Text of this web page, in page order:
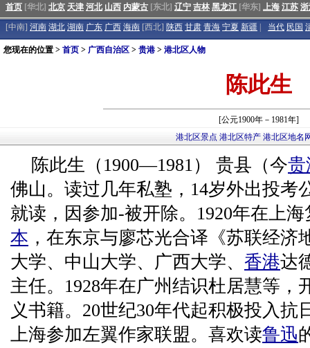
首页 [华北] 北京 天津 河北 山西 内蒙古 [东北] 辽宁 吉林 黑龙江 [华东] 上海 江苏
[中南] 河南 湖北 湖南 广东 广西 海南 [西北] 陕西 甘肃 青海 宁夏 新疆 当代 民国
您现在的位置 > 首页 > 广西自治区 > 贵港 > 港北区人物
陈此生
[公元1900年－1981年]
港北区景点 港北区特产 港北区地名
陈此生（1900—1981） 贵县（今贵
佛山。读过几年私塾，14岁外出投考
就读，因参加-被开除。1920年在上
本 ，在东京与廖芯光合译《苏联经济
大学、中山大学、广西大学、 香港达
主任。1928年在广州结识杜居慧等，
义书籍。20世纪30年代起积极投入抗
上海参加左翼作家联盟。喜欢读鲁迅